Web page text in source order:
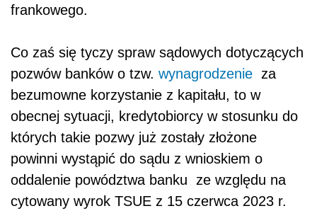
frankowego.
Co zaś się tyczy spraw sądowych dotyczących
pozwów banków o tzw. wynagrodzenie za
bezumowne korzystanie z kapitału, to w
obecnej sytuacji, kredytobiorcy w stosunku do
których takie pozwy już zostały złożone
powinni wystąpić do sądu z wnioskiem o
oddalenie powództwa banku ze względu na
cytowany wyrok TSUE z 15 czerwca 2023 r.